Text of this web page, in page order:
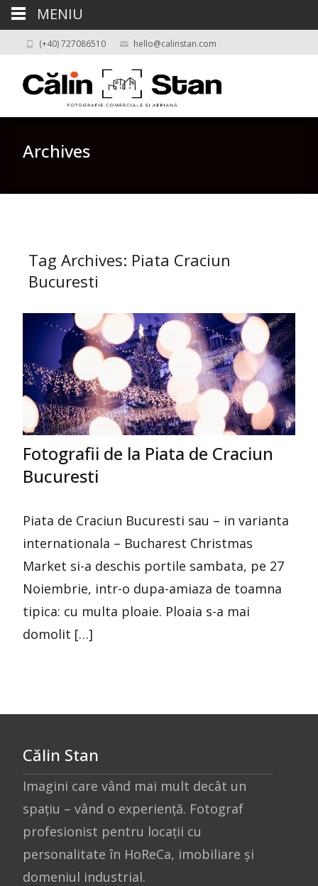
(+40) 727086510 hello@calinstan.com
Archives
Tag Archives: Piata Craciun
Bucuresti
Fotografii de la Piata de Craciun
Bucuresti
Piata de Craciun Bucuresti sau – in varianta
internationala – Bucharest Christmas
Market si-a deschis portile sambata, pe 27
Noiembrie, intr-o dupa-amiaza de toamna
tipica: cu multa ploaie. Ploaia s-a mai
domolit […]
Călin Stan
Imagini care vând mai mult decât un
spațiu – vând o experiență. Fotograf
profesionist pentru locații cu
personalitate în HoReCa, imobiliare și
domeniul industrial.
MENIU